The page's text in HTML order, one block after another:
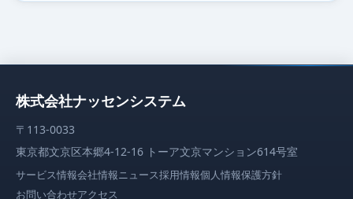
株式会社ナッセンシステム
〒113-0033
東京都文京区本郷4-12-16 トーア文京マンション614号室
サービス情報会社情報ニュース採用情報個人情報保護方針
お問い合わせアクセス